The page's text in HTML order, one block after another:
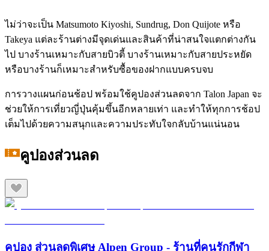
ไม่ว่าจะเป็น Matsumoto Kiyoshi, Sundrug, Don Quijote หรือ
Takeya แต่ละร้านต่างมีจุดเด่นและสินค้าที่น่าสนใจแตกต่างกัน
ไป บางร้านเหมาะกับสายบิวตี้ บางร้านเหมาะกับสายประหยัด
หรือบางร้านก็เหมาะสำหรับซื้อของฝากแบบครบจบ
การวางแผนก่อนช้อป พร้อมใช้คูปองส่วนลดจาก Talon Japan จะ
ช่วยให้การเที่ยวญี่ปุ่นคุ้มขึ้นอีกหลายเท่า และทำให้ทุกการช้อป
เต็มไปด้วยความสนุกและความประทับใจกลับบ้านแน่นอน
คูปองส่วนลด
คูปอง ส่วนลดพิเศษ Alpen Group - ร้านที่คนรักกีฬา